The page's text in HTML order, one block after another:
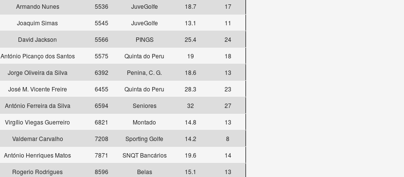
Armando Nunes 5536 JuveGolfe 18.7
17
Joaquim Simas 5545 JuveGolfe 13.1
11
David Jackson 5566 PINGS 25.4
24
António Picanço dos Santos 5575 Quinta do Peru 19
18
Jorge Oliveira da Silva 6392 Penina, C. G. 18.6
13
José M. Vicente Freire 6455 Quinta do Peru 28.3
23
António Ferreira da Silva 6594 Seniores 32
27
Virgílio Viegas Guerreiro 6821 Montado 14.8
13
Valdemar Carvalho 7208 Sporting Golfe 14.2
8
António Henriques Matos 7871 SNQT Bancários 19.6
14
Rogerio Rodrigues 8596 Belas 15.1
13